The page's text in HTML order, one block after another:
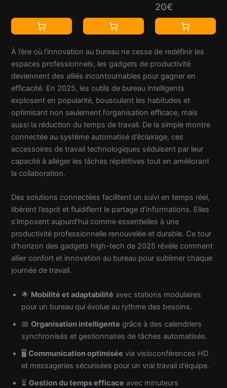
la gestion du
temps et la pleine
de tâches
quotidiennes,
planificateur
trimestriel non
daté
for Focus and
Management -
Project Organizer
with Habit and
Mood Trackers -
Minimalist Black
Notebook
Gadgets
Intelligents
Antidérapants
Porte-
Smartphone
Haut-Parleur
Gadgets
Technologiques
Tendances -
pour Hommes
Anniversaire Noël
Maison Bureau
Voyage
20€
À l’ère où l’innovation au bureau ne cesse de redéfinir les
espaces professionnels, les gadgets de productivité
deviennent des alliés incontournables pour gagner en
efficacité. En 2025, les outils de bureau intelligents
explosent en popularité, bousculant les habitudes et
optimisant non seulement l’organisation efficace, mais
aussi la réduction du temps de travail. De la simple montre
connectée au système automatisé d’éclairage, ces
accessoires de travail technologiques séduisent par leur
capacité à alléger les tâches répétitives tout en améliorant
la collaboration.
Des solutions connectées facilitent un suivi en temps réel,
libèrent l’esprit et fluidifient le partage d’informations. Elles
s’imposent aujourd’hui comme essentielles à une
productivité professionnelle renouvelée et durable. Ce tour
d’horizon des gadgets high-tech de 2025 révèle comment
allier confort et innovation au bureau pour sublimer chaque
journée de travail.
🌟 Mobilité et adaptabilité avec stations modulaires
pour un bureau qui évolue au rythme des besoins.
📅Organisation intelligente grâce à des calendriers
synchronisés et gestionnaires de tâches automatisés.
🖥️Communication optimisée via visioconférences HD
et messageries sécurisées pour un vrai travail d’équipe.
⏳Gestion du temps efficace avec minuteurs